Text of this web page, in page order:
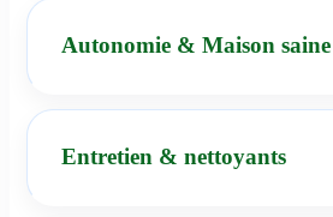
Autonomie & Maison saine
Entretien & nettoyants